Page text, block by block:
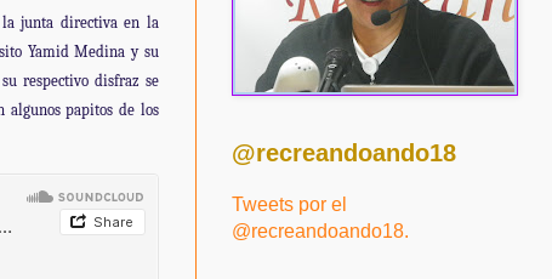
la junta directiva en la
Yamid Medina y su
respectivo disfraz se
algunos papitos de los
@recreandoando18
Tweets por el
@recreandoando18.